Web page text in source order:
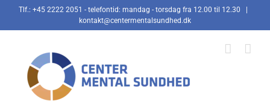
SkipTlf.: +45 2222 2051 - telefontid: mandag - torsdag fra 12.00 til 12.30
kontakt@centermentalsundhed.dk